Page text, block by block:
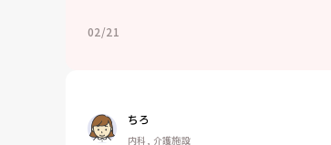
02/21
ちろ
内科, 介護施設